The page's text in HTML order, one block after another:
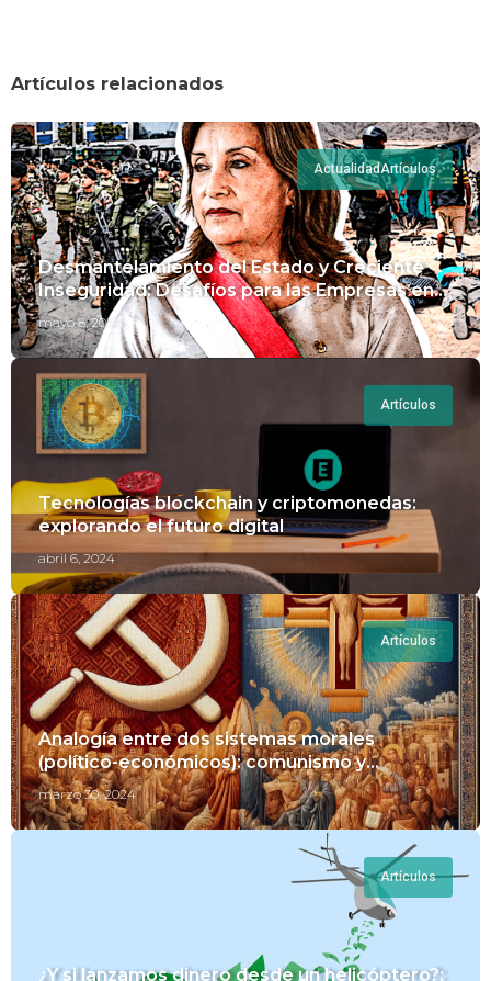
Artículos relacionados
ActualidadArtículos
Desmantelamiento del Estado y Creciente
Inseguridad: Desafíos para las Empresas en
Perú.
mayo 8, 2024
Artículos
Tecnologías blockchain y criptomonedas:
explorando el futuro digital
abril 6, 2024
Artículos
Analogía entre dos sistemas morales
(político-económicos): comunismo y
cristianismo
marzo 30, 2024
Artículos
¿Y si lanzamos dinero desde un helicóptero?: